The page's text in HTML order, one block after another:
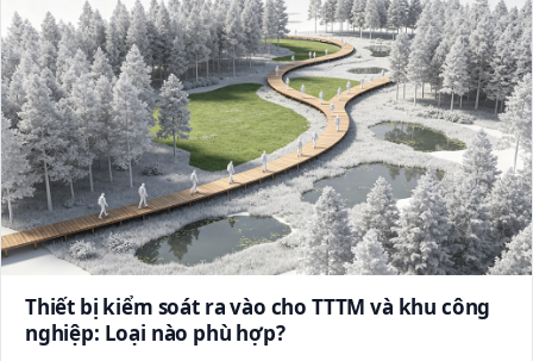
Thiết bị kiểm soát ra vào cho TTTM và khu công
nghiệp: Loại nào phù hợp?